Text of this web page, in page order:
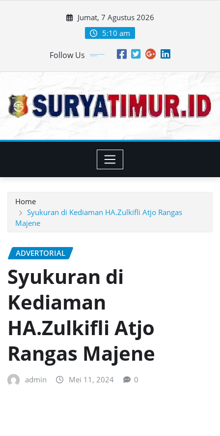
Jumat, 7 Agustus 2026
5:10 am
Follow Us
Home
Syukuran di Kediaman HA.Zulkifli Atjo Rangas
Majene
ADVERTORIAL
Syukuran di
Kediaman
HA.Zulkifli Atjo
Rangas Majene
admin Mei 11, 2024 0